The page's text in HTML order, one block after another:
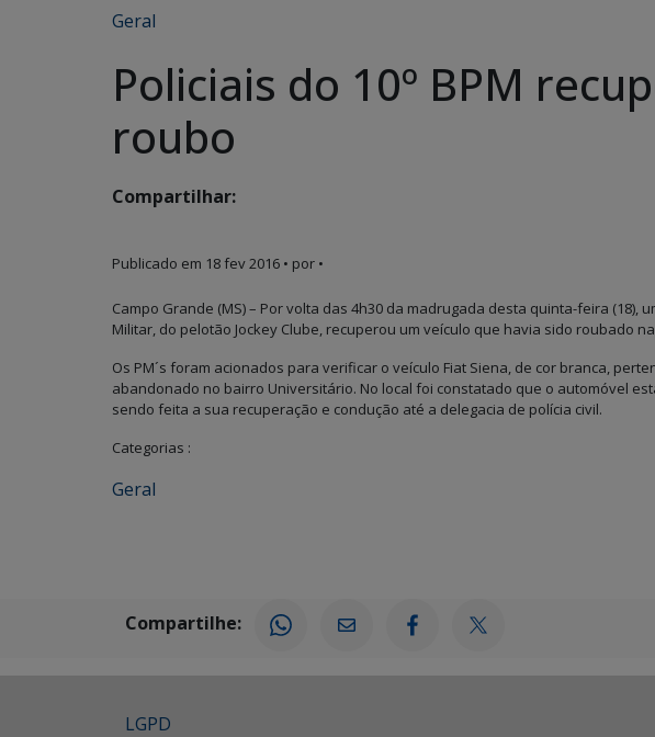
Geral
Policiais do 10º BPM
roubo
Compartilhar:
Publicado em 18 fev 2016 • por •
Campo Grande (MS) – Por volta das 4h30 da madrugada desta quinta-feira (18),
Militar, do pelotão Jockey Clube, recuperou um veículo que havia sido roubado
Os PM´s foram acionados para verificar o veículo Fiat Siena, de cor branca,
abandonado no bairro Universitário. No local foi constatado que o automóvel
sendo feita a sua recuperação e condução até a delegacia de polícia civil.
Categorias :
Geral
Compartilhe:
LGPD